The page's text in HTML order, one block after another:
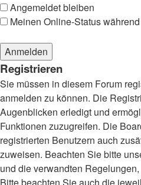
Angemeldet bleiben
Meinen Online-Status
Registrieren
Sie müssen in diesem Forum
anmelden zu können. Die
Augenblicken erledigt und
Funktionen zuzugreifen. Die
registrierten Benutzern auch
zuweisen. Beachten Sie bitte
und die verwandten